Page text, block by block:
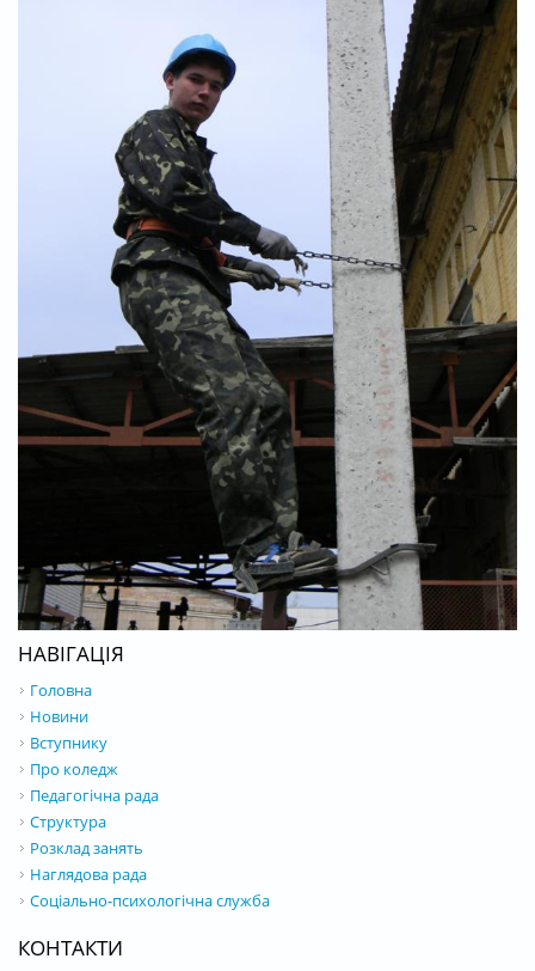
НАВІГАЦІЯ
Головна
Новини
Вступнику
Про коледж
Педагогічна рада
Структура
Розклад занять
Наглядова рада
Соціально-психологічна служба
КОНТАКТИ